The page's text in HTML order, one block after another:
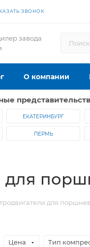
ЗВОНОК
завода
О компании
ЕКАТЕРИНБУРГ
ПЕРМЬ
для
для
Цена Тип